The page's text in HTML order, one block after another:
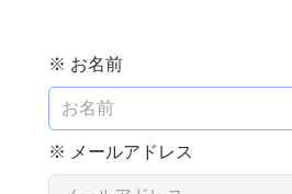
調べる
ガイド予約▷
予約・問合せ・パンフ
交通関連
※ お名前
※ メールアドレス